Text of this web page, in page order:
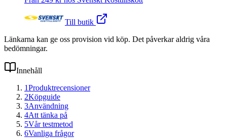
Till butik
Länkarna kan ge oss provision vid köp. Det påverkar aldrig våra
bedömningar.
Innehåll
1Produktrecensioner
2Köpguide
3Användning
4Att tänka på
5Vår testmetod
6Vanliga frågor